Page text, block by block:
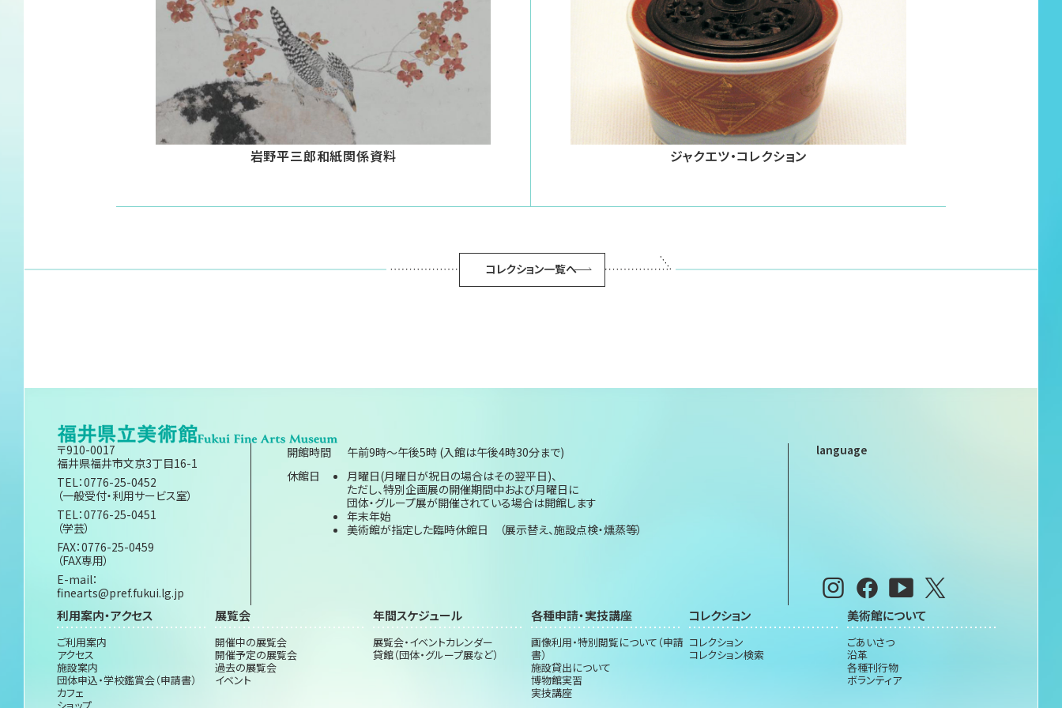
岩野平三郎和紙関係資料 ジャクエツ・コレクション
コレクション一覧へ
〒910-0017
福井県福井市文京3丁目16-1
TEL：0776-25-0452
（一般受付・利用サービス室）
TEL：0776-25-0451
（学芸）
FAX：0776-25-0459
（FAX専用）
E-mail：
finearts@pref.fukui.lg.jp
開館時間
午前9時～午後5時 (入館は午後4時30分まで)
休館日
月曜日(月曜日が祝日の場合はその翌平日)、
ただし、特別企画展の開催期間中および月曜日に
団体・グループ展が開催されている場合は開館します
年末年始
美術館が指定した臨時休館日 （展示替え、施設点検・燻蒸等）
language
利用案内・アクセス
ご利用案内
アクセス
施設案内
団体申込・学校鑑賞会（申請書）
カフェ
展覧会
開催中の展覧会
開催予定の展覧会
過去の展覧会
イベント
年間スケジュール
展覧会・イベントカレンダー
貸館（団体・グループ展など）
各種申請・実技講座
画像利用・特別閲覧について（申請
書）
施設貸出について
博物館実習
実技講座
コレクション
コレクション
コレクション検索
美術館について
ごあいさつ
沿革
各種刊行物
ボランティア